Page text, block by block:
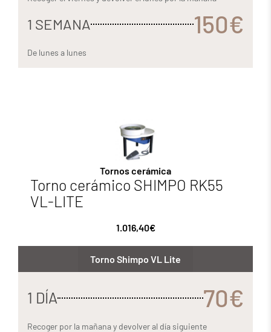
1 SEMANA 150€
De lunes a lunes
Tornos cerámica
Torno cerámico SHIMPO RK55
VL-LITE
1.016,40€
Torno Shimpo VL Lite
1 DÍA 70€
Recoger por la mañana y devolver al día siguiente